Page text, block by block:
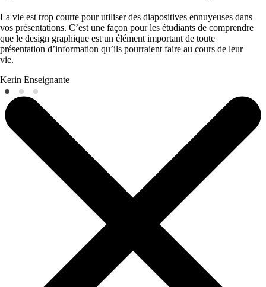
La vie est trop courte pour utiliser des diapositives ennuyeuses dans
vos présentations. C’est une façon pour les étudiants de comprendre
que le design graphique est un élément important de toute
présentation d’information qu’ils pourraient faire au cours de leur
vie.
Kerin Enseignante